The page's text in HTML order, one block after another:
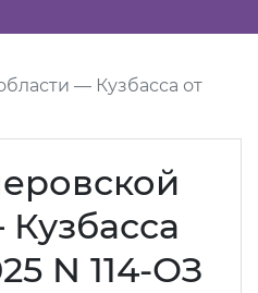
— Кузбасса от
N 114-ОЗ